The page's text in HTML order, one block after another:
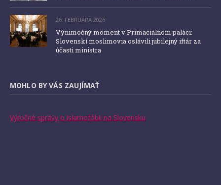
26. FEBRUÁRA 2026
Výnimočný moment v Primaciálnom paláci:
Slovenskí moslimovia oslávili jubilejný iftár za
účasti ministra
MOHLO BY VÁS ZAUJÍMAŤ
Výročné správy o islamofóbii na Slovensku